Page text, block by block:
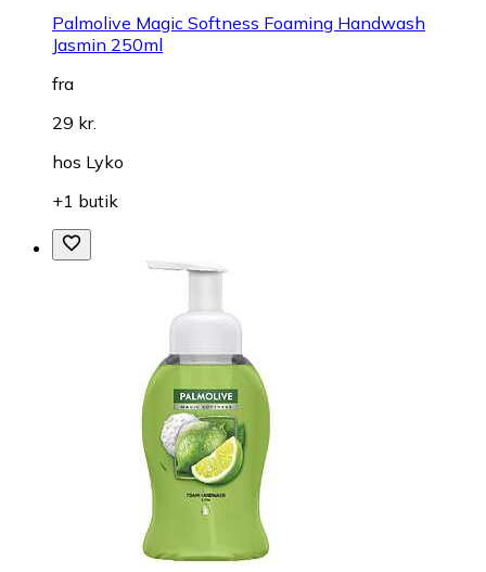
Palmolive Magic Softness Foaming Handwash
Jasmin 250ml
fra
29 kr.
hos Lyko
+1 butik